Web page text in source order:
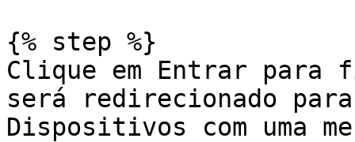
{% step %}
Clique em Entrar para
será redirecionado
Dispositivos com uma